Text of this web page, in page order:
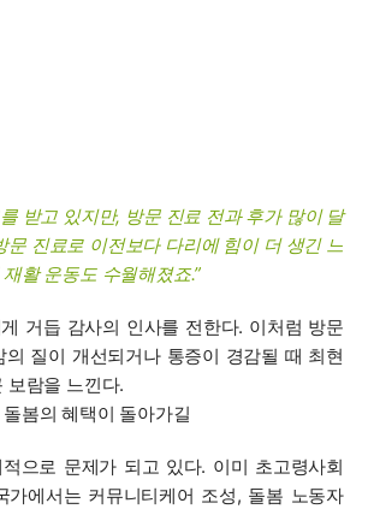
받고 있지만, 방문 진료 전과 후가 많이 달
문 진료로 이전보다 다리에 힘이 더 생긴 느
활 운동도 수월해졌죠.”
거듭 감사의 인사를 전한다. 이처럼 방문
질이 개선되거나 통증이 경감될 때 최현
보람을 느낀다.
봄의 혜택이 돌아가길
으로 문제가 되고 있다. 이미 초고령사회
가에서는 커뮤니티케어 조성, 돌봄 노동자